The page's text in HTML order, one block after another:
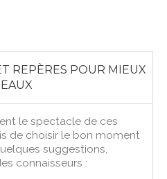
REPÈRES POUR MIEUX
le spectacle de ces
de choisir le bon moment
suggestions,
connaisseurs :